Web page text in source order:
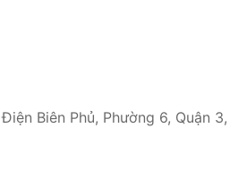
Điện Biên Phủ, Phường 6, Quận 3,